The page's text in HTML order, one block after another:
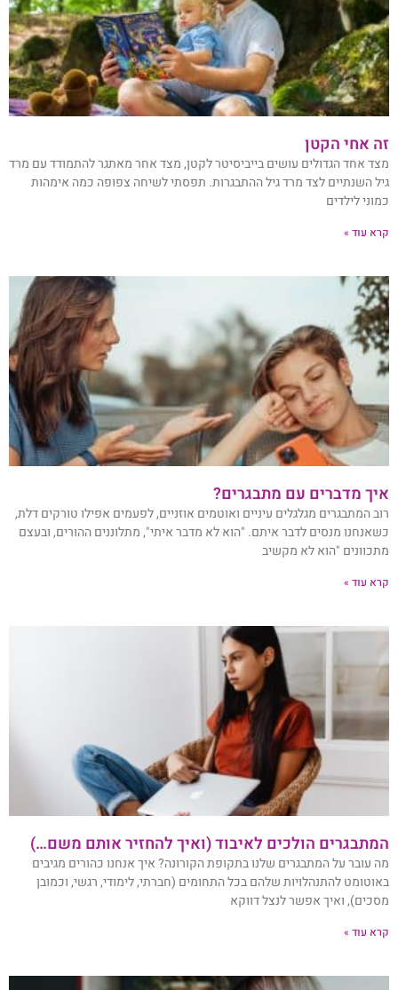
זה אחי הקטן
מצד אחד הגדולים עושים בייביסיטר לקטן, מצד אחר מאתגר להתמודד עם מרד
גיל השנתיים לצד מרד גיל ההתבגרות. תפסתי לשיחה צפופה כמה אימהות
כמוני לילדים
קרא עוד »
איך מדברים עם מתבגרים?
רוב המתבגרים מגלגלים עיניים ואוטמים אוזניים, לפעמים אפילו טורקים דלת,
כשאנחנו מנסים לדבר איתם. "הוא לא מדבר איתי", מתלוננים ההורים, ובעצם
מתכוונים "הוא לא מקשיב
קרא עוד »
המתבגרים הולכים לאיבוד (ואיך להחזיר אותם משם…)
מה עובר על המתבגרים שלנו בתקופת הקורונה? איך אנחנו כהורים מגיבים
באוטומט להתנהלויות שלהם בכל התחומים (חברתי, לימודי, רגשי, וכמובן
מסכים), ואיך אפשר לנצל דווקא
קרא עוד »